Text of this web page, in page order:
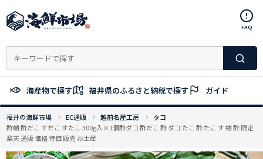
ン
ン
へ
ッ
プ
FAQ
海産物で探す 福井県のふるさと納税で探す ガイド
福井の海鮮市場 EC通販 越前名産工房
タコ
酢蛸 酢だこ すだこ すたこ 300g入×1個酢ダコ 酢だこ 酢 ダコ たこ 酢 たこ す 蛸 酢 限定
楽天 通販 価格 特価 販売 お土産